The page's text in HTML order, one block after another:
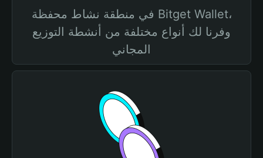
في منطقة نشاط محفظة Bitget Wallet،
وفرنا لك أنواع مختلفة من أنشطة التوزيع
المجاني